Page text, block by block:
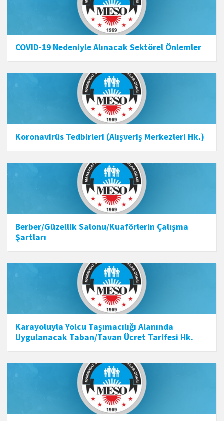
COVID-19 Nedeniyle Alınacak Sektörel Önlemler
Koronavirüs Tedbirleri (Alışveriş Merkezleri Hk.)
Berber/Güzellik Salonu/Kuaförlerin Çalışma
Şartları
Karayoluyla Yolcu Taşımacılığı Alanında
Uygulanacak Taban/Tavan Ücret Tarifesi Hk.